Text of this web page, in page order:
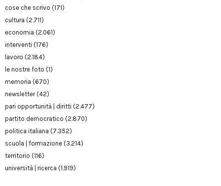
cose che scrivo (171)
cultura (2.711)
economia (2.061)
interventi (176)
lavoro (2.184)
le nostre foto (1)
memoria (670)
newsletter(42)
pari opportunità | diritti (2.477)
partito democratico (2.870)
politica italiana (7.352)
scuola | formazione (3.214)
territorio (116)
università | ricerca (1.919)